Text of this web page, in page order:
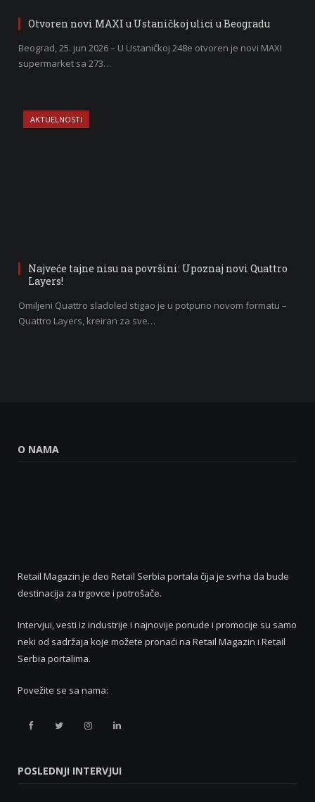
Otvoren novi MAXI u Ustaničkoj ulici u Beogradu
Beograd, 25. jun 2026 – U Ustaničkoj 248e otvoren je novi MAXI
supermarket sa 273…
AKTUELNOSTI
Najveće tajne nisu na površini: Upoznaj novi Quattro
Layers!
Omiljeni Quattro sladoled stigao je u potpuno novom formatu –
Quattro Layers, kreiran za sve…
O NAMA
Retail Magazin je deo Retail Serbia portala čija je svrha da bude
destinacija za trgovce i potrošače.
Intervjui, vesti iz industrije i najnovije ponude i promocije su samo
neki od sadržaja koje možete pronaći na Retail Magazin i Retail
Serbia portalima.
Povežite se sa nama:
Retail
Facebook
Retail
Twitter
Retail
Instagram
Retail
Linkedin
POSLEDNJI INTERVJUI